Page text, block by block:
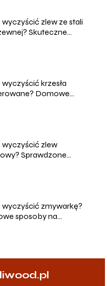
wyczyścić zlew ze stali
Skuteczne
krzesła
Domowe
wyczyścić zlew
Sprawdzone
wyczyścić zmywarkę?
sposoby na